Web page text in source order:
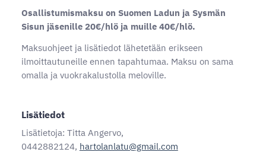
Osallistumismaksu on Suomen Ladun ja Sysmän
Sisun jäsenille 20€/hlö ja muille 40€/hlö.
Maksuohjeet ja lisätiedot lähetetään erikseen
ilmoittautuneille ennen tapahtumaa. Maksu on sama
omalla ja vuokrakalustolla meloville.
Lisätiedot
Lisätietoja: Titta Angervo,
0442882124, hartolanlatu@gmail.com